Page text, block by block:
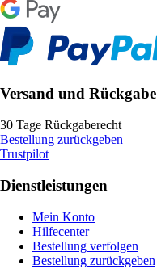
Versand und Rückgabe
30 Tage Rückgaberecht
Bestellung zurückgeben
Trustpilot
Dienstleistungen
Mein Konto
Hilfecenter
Bestellung verfolgen
Bestellung zurückgeben